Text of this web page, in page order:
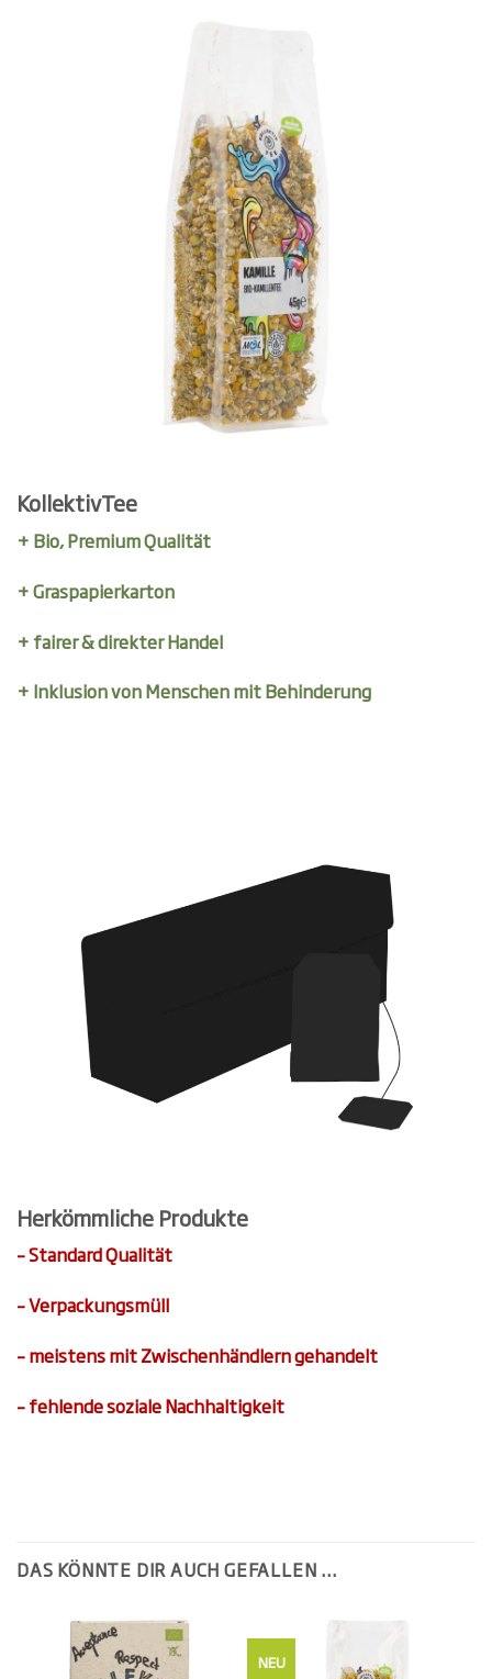
KollektivTee
+ Bio, Premium Qualität
+ Graspapierkarton
+ fairer & direkter Handel
+ Inklusion von Menschen mit Behinderung
Herkömmliche Produkte
– Standard Qualität
– Verpackungsmüll
– meistens mit Zwischenhändlern gehandelt
– fehlende soziale Nachhaltigkeit
DAS KÖNNTE DIR AUCH GEFALLEN …
NEU